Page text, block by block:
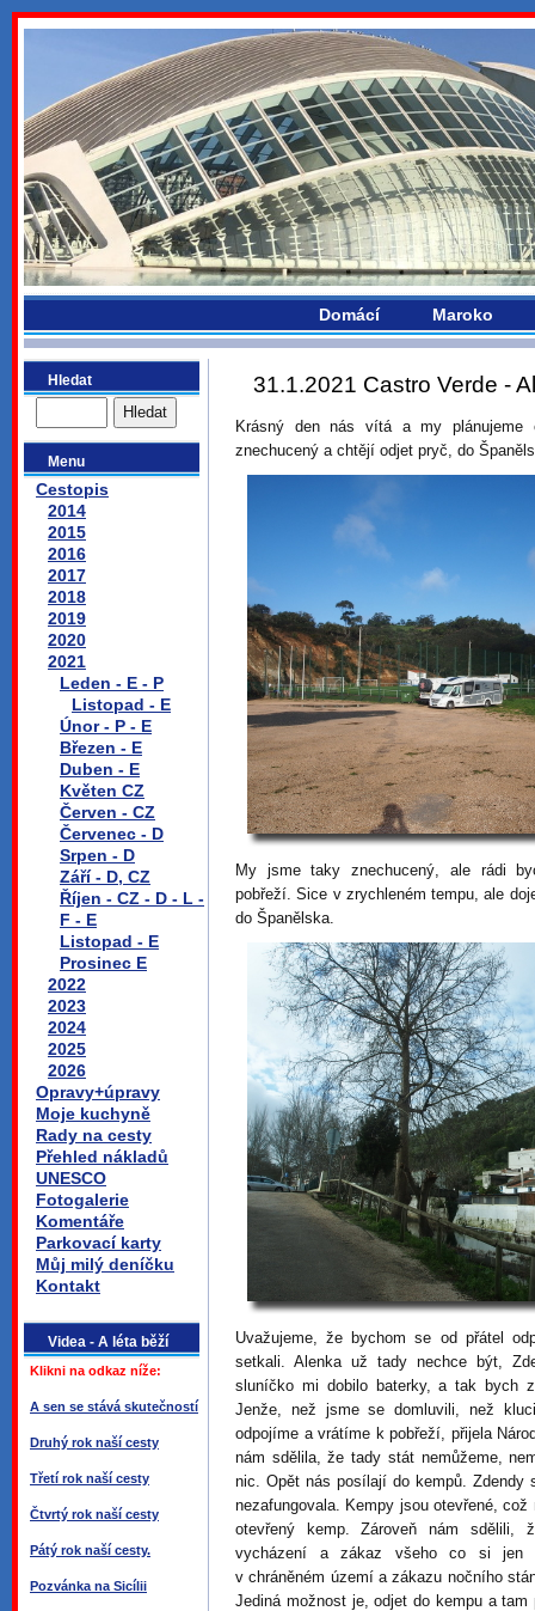
bydlikemevropou.com
Domácí Maroko
Hledat
Menu
Cestopis
2014
2015
2016
2017
2018
2019
2020
2021
Leden - E - P
Listopad - E
Únor - P - E
Březen - E
Duben - E
Květen CZ
Červen - CZ
Červenec - D
Srpen - D
Září - D, CZ
Říjen - CZ - D - L -
F - E
Listopad - E
Prosinec E
2022
2023
2024
2025
2026
Opravy+úpravy
Moje kuchyně
Rady na cesty
Přehled nákladů
UNESCO
Fotogalerie
Komentáře
Parkovací karty
Můj milý deníčku
Kontakt
Videa - A léta běží
Klikni na odkaz níže:
A sen se stává skutečností
Druhý rok naší cesty
Třetí rok naší cesty
Čtvrtý rok naší cesty
Pátý rok naší cesty.
Pozvánka na Sicílii
31.1.2021 Castro Verde -
Krásný den nás vítá a my plánujeme
znechucený a chtějí odjet pryč, do
My jsme taky znechucený, ale rádi
pobřeží. Sice v zrychleném tempu, ale
do Španělska.
Uvažujeme, že bychom se od přátel
setkali. Alenka už tady nechce být,
sluníčko mi dobilo baterky, a tak bych
Jenže, než jsme se domluvili, než
odpojíme a vrátíme k pobřeží, přijela
nám sdělila, že tady stát nemůžeme,
nic. Opět nás posílají do kempů. Zdendy
nezafungovala. Kempy jsou otevřené,
otevřený kemp. Zároveň nám
vycházení a zákaz všeho co si jen
v chráněném území a zákazu nočního
Jediná možnost je, odjet do kempu a